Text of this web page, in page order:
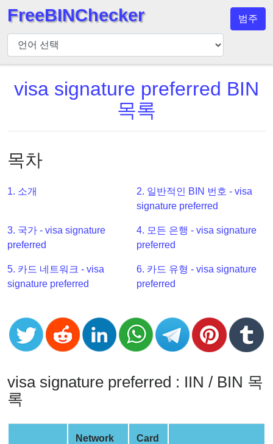
BIN
검
사
기
색
BIN
번
BIN
Generator
BIN
Checker
BIN
CC
Generator
Banks
Credit
Card
FreeBINChecker 범주
visa signature preferred BIN
목록
목차
1. 소개
2. 일반적인 BIN 번호 - visa
signature preferred
3. 국가 - visa signature
preferred
4. 모든 은행 - visa signature
preferred
5. 카드 네트워크 - visa
signature preferred
6. 카드 유형 - visa signature
preferred
visa signature preferred : IIN / BIN 목
록
Network
Card